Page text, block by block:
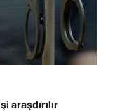
araşdırılır